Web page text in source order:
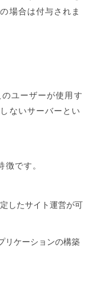
場合は付与されま
ユーザーが使用す
ないサーバーとい
です。
したサイト運営が可
リケーションの構築